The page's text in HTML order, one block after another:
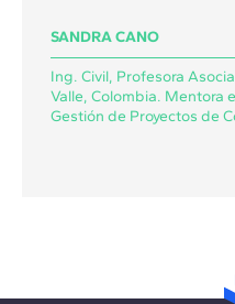
SANDRA CANO
Ing. Civil, Profesora
Valle, Colombia. Mentora
Gestión de Proyectos de